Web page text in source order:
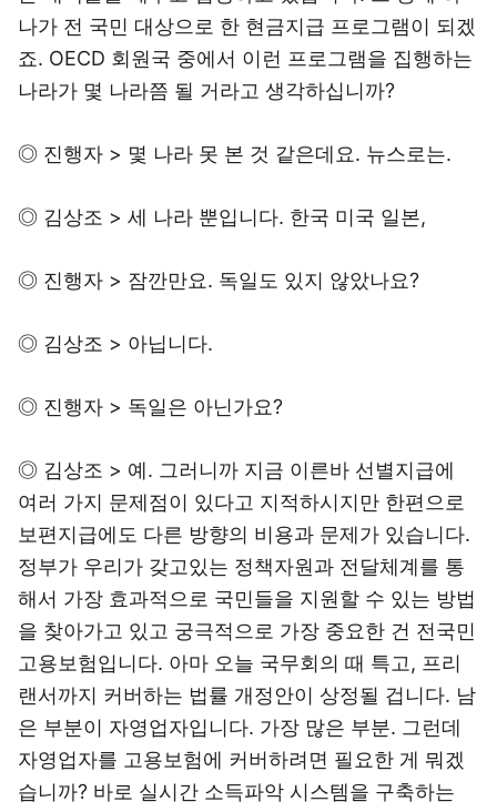
나가 전 국민 대상으로 한 현금지급 프로그램이 되겠
죠. OECD 회원국 중에서 이런 프로그램을 집행하는
나라가 몇 나라쯤 될 거라고 생각하십니까?
◎ 진행자 > 몇 나라 못 본 것 같은데요. 뉴스로는.
◎ 김상조 > 세 나라 뿐입니다. 한국 미국 일본,
◎ 진행자 > 잠깐만요. 독일도 있지 않았나요?
◎ 김상조 > 아닙니다.
◎ 진행자 > 독일은 아닌가요?
◎ 김상조 > 예. 그러니까 지금 이른바 선별지급에
여러 가지 문제점이 있다고 지적하시지만 한편으로
보편지급에도 다른 방향의 비용과 문제가 있습니다.
정부가 우리가 갖고있는 정책자원과 전달체계를 통
해서 가장 효과적으로 국민들을 지원할 수 있는 방법
을 찾아가고 있고 궁극적으로 가장 중요한 건 전국민
고용보험입니다. 아마 오늘 국무회의 때 특고, 프리
랜서까지 커버하는 법률 개정안이 상정될 겁니다. 남
은 부분이 자영업자입니다. 가장 많은 부분. 그런데
자영업자를 고용보험에 커버하려면 필요한 게 뭐겠
습니까? 바로 실시간 소득파악 시스템을 구축하는